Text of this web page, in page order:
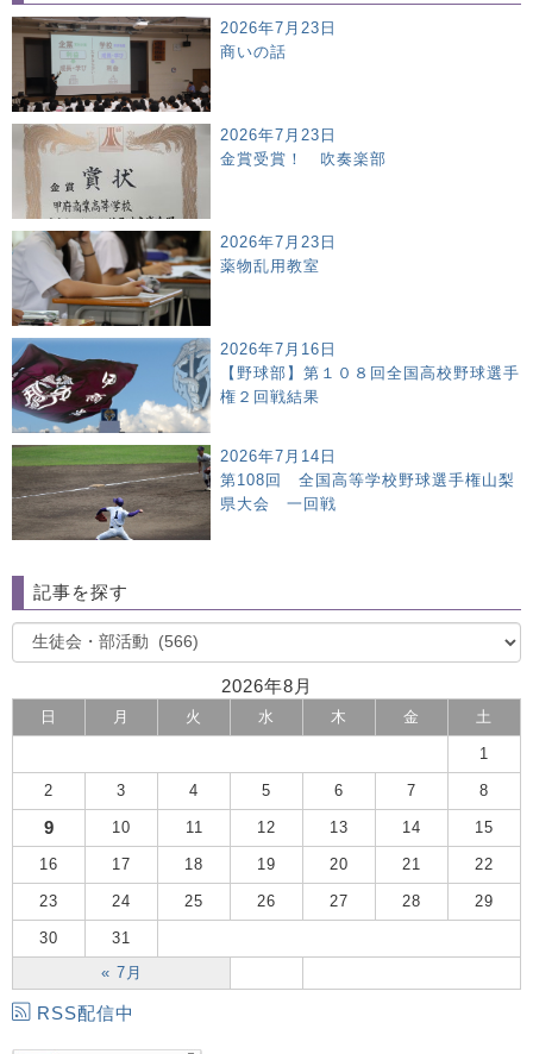
2026年7月23日
商いの話
2026年7月23日
金賞受賞！ 吹奏楽部
2026年7月23日
薬物乱用教室
2026年7月16日
【野球部】第１０８回全国高校野球選手
権２回戦結果
2026年7月14日
第108回 全国高等学校野球選手権山梨
県大会 一回戦
記事を探す
2026年8月
日 月 火 水 木 金 土
« 7月
1
2 3 4 5 6 7 8
9 10 11 12 13 14 15
16 17 18 19 20 21 22
23 24 25 26 27 28 29
30 31
RSS配信中